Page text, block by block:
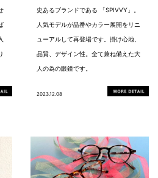
史あるブランドである 「SPIVVY」。
人気モデルが品番やカラー展開をリニ
ューアルして再登場です。掛け心地、
品質、デザイン性。全て兼ね備えた大
人の為の眼鏡です。
2023.12.08